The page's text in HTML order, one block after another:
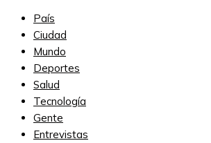
País
Ciudad
Mundo
Deportes
Salud
Tecnología
Gente
Entrevistas